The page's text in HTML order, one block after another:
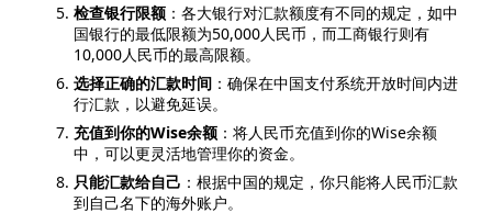
检查银行限额：各大银行对汇款额度有不同的规定，如中
国银行的最低限额为50,000人民币，而工商银行则有
10,000人民币的最高限额。
选择正确的汇款时间：确保在中国支付系统开放时间内进
行汇款，以避免延误。
充值到你的Wise余额：将人民币充值到你的Wise余额
中，可以更灵活地管理你的资金。
只能汇款给自己 ：根据中国的规定，你只能将人民币汇款
到自己名下的海外账户。